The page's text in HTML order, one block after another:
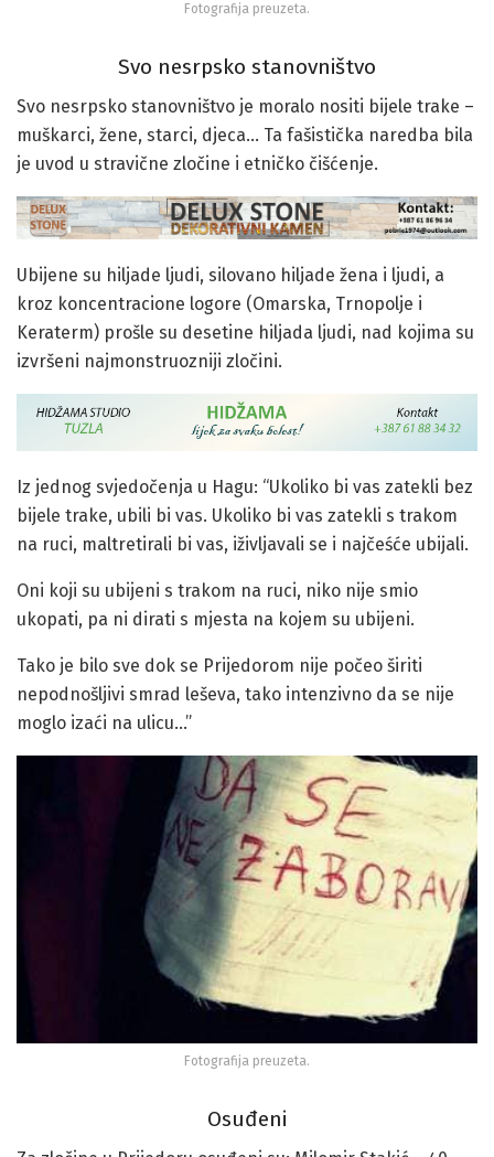
Fotografija preuzeta.
Svo nesrpsko stanovništvo
Svo nesrpsko stanovništvo je moralo nositi bijele trake –
muškarci, žene, starci, djeca… Ta fašistička naredba bila
je uvod u stravične zločine i etničko čišćenje.
Ubijene su hiljade ljudi, silovano hiljade žena i ljudi, a
kroz koncentracione logore (Omarska, Trnopolje i
Keraterm) prošle su desetine hiljada ljudi, nad kojima su
izvršeni najmonstruozniji zločini.
Iz jednog svjedočenja u Hagu: “Ukoliko bi vas zatekli bez
bijele trake, ubili bi vas. Ukoliko bi vas zatekli s trakom
na ruci, maltretirali bi vas, iživljavali se i najčeśće ubijali.
Oni koji su ubijeni s trakom na ruci, niko nije smio
ukopati, pa ni dirati s mjesta na kojem su ubijeni.
Tako je bilo sve dok se Prijedorom nije počeo širiti
nepodnošljivi smrad leševa, tako intenzivno da se nije
moglo izaći na ulicu…”
Fotografija preuzeta.
Osuđeni